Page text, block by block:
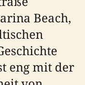
Beach,
eng mit der